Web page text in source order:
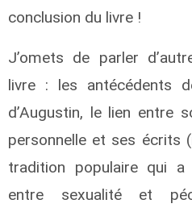
conclusion du livre !
J’omets de parler
livre : les antécédents
d’Augustin, le lien entre
personnelle et ses écrits
tradition populaire qui
entre sexualité et